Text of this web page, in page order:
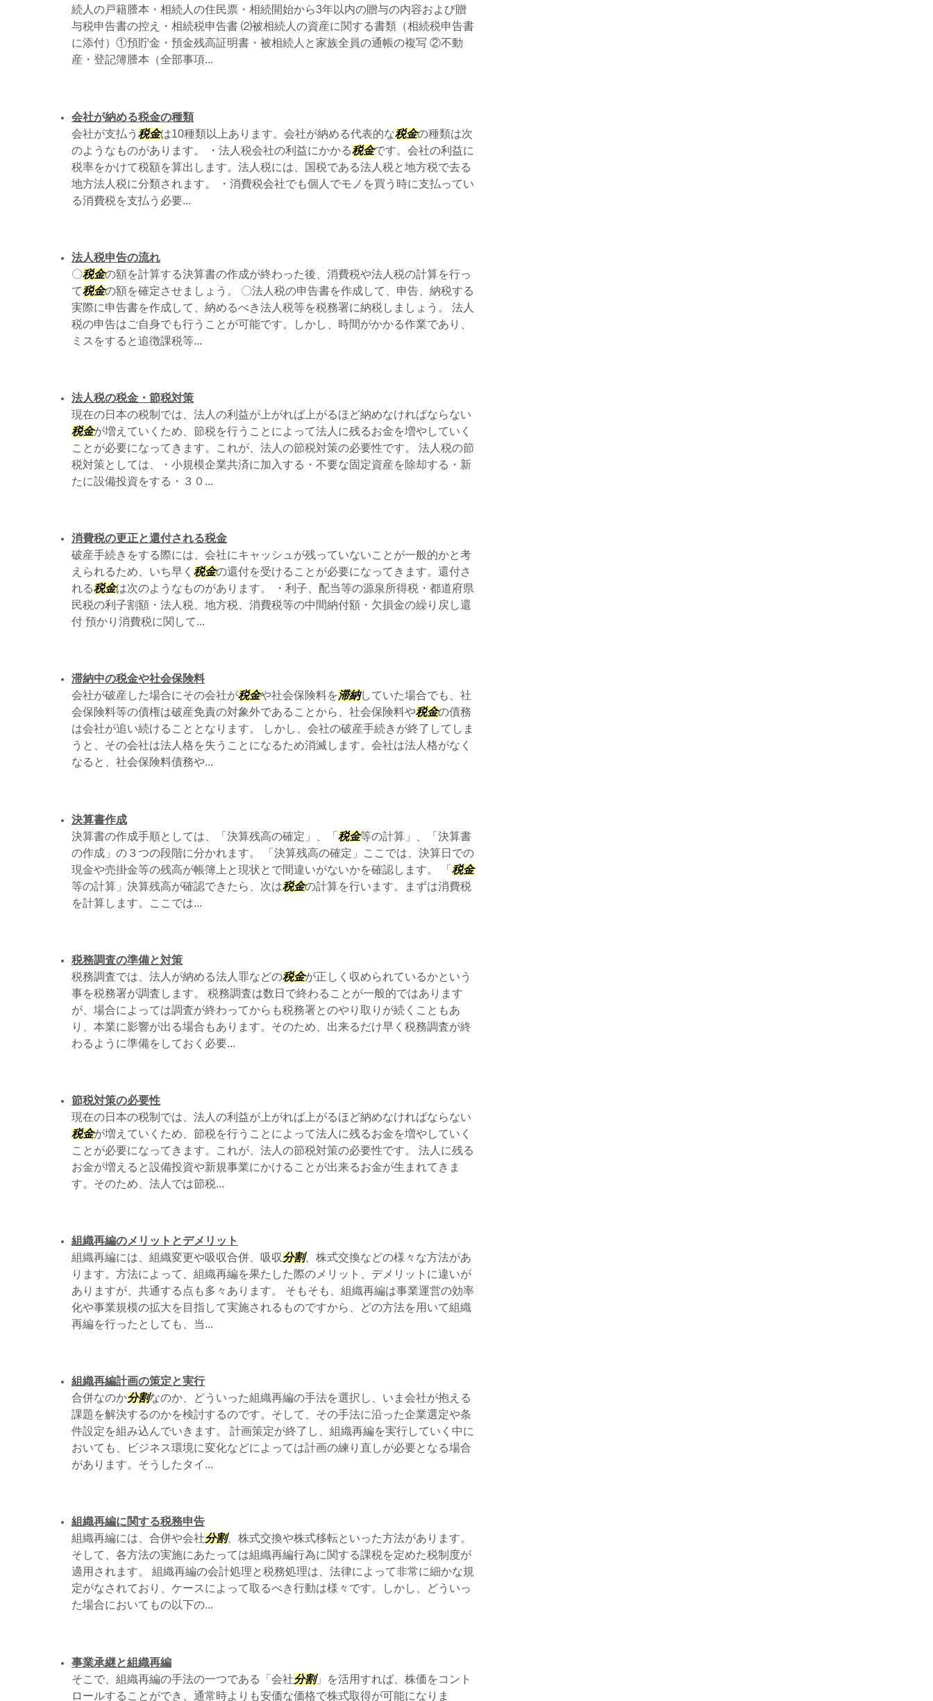
続人の戸籍謄本・相続人の住民票・相続開始から3年以内の贈与の内容および贈
与税申告書の控え・相続税申告書 ⑵被相続人の資産に関する書類（相続税申告書
に添付）①預貯金・預金残高証明書・被相続人と家族全員の通帳の複写 ②不動
産・登記簿謄本（全部事項...
会社が納める税金の種類
会社が支払う 税金は10種類以上あります。会社が納める代表的な税金の種類は次
のようなものがあります。 ・法人税会社の利益にかかる税金です。会社の利益に
税率をかけて税額を算出します。法人税には、国税である法人税と地方税で去る
地方法人税に分類されます。 ・消費税会社でも個人でモノを買う時に支払ってい
る消費税を支払う必要...
法人税申告の流れ
〇税金の額を計算する決算書の作成が終わった後、消費税や法人税の計算を行っ
て税金の額を確定させましょう。 〇法人税の申告書を作成して、申告、納税する
実際に申告書を作成して、納めるべき法人税等を税務署に納税しましょう。 法人
税の申告はご自身でも行うことが可能です。しかし、時間がかかる作業であり、
ミスをすると追徴課税等...
法人税の税金・節税対策
現在の日本の税制では、法人の利益が上がれば上がるほど納めなければならない
税金が増えていくため、節税を行うことによって法人に残るお金を増やしていく
ことが必要になってきます。これが、法人の節税対策の必要性です。 法人税の節
税対策としては、・小規模企業共済に加入する・不要な固定資産を除却する・新
たに設備投資をする・３０...
消費税の更正と還付される税金
破産手続きをする際には、会社にキャッシュが残っていないことが一般的かと考
えられるため、いち早く 税金の還付を受けることが必要になってきます。還付さ
れる税金は次のようなものがあります。 ・利子、配当等の源泉所得税・都道府県
民税の利子割額・法人税、地方税、消費税等の中間納付額・欠損金の繰り戻し還
付 預かり消費税に関して...
滞納中の税金や社会保険料
会社が破産した場合にその会社が税金や社会保険料を滞納していた場合でも、社
会保険料等の債権は破産免責の対象外であることから、社会保険料や税金の債務
は会社が追い続けることとなります。 しかし、会社の破産手続きが終了してしま
うと、その会社は法人格を失うことになるため消滅します。会社は法人格がなく
なると、社会保険料債務や...
決算書作成
決算書の作成手順としては、「決算残高の確定」、「 税金等の計算」、「決算書
の作成」の３つの段階に分かれます。 「決算残高の確定」ここでは、決算日での
現金や売掛金等の残高が帳簿上と現状とで間違いがないかを確認します。 「 税金
等の計算」決算残高が確認できたら、次は税金の計算を行います。まずは消費税
を計算します。ここでは...
税務調査の準備と対策
税務調査では、法人が納める法人罪などの税金が正しく収められているかという
事を税務署が調査します。 税務調査は数日で終わることが一般的ではあります
が、場合によっては調査が終わってからも税務署とのやり取りが続くこともあ
り、本業に影響が出る場合もあります。そのため、出来るだけ早く税務調査が終
わるように準備をしておく必要...
節税対策の必要性
現在の日本の税制では、法人の利益が上がれば上がるほど納めなければならない
税金が増えていくため、節税を行うことによって法人に残るお金を増やしていく
ことが必要になってきます。これが、法人の節税対策の必要性です。 法人に残る
お金が増えると設備投資や新規事業にかけることが出来るお金が生まれてきま
す。そのため、法人では節税...
組織再編のメリットとデメリット
組織再編には、組織変更や吸収合併、吸収分割、株式交換などの様々な方法があ
ります。方法によって、組織再編を果たした際のメリット、デメリットに違いが
ありますが、共通する点も多々あります。 そもそも、組織再編は事業運営の効率
化や事業規模の拡大を目指して実施されるものですから、どの方法を用いて組織
再編を行ったとしても、当...
組織再編計画の策定と実行
合併なのか分割なのか、どういった組織再編の手法を選択し、いま会社が抱える
課題を解決するのかを検討するのです。そして、その手法に沿った企業選定や条
件設定を組み込んでいきます。 計画策定が終了し、組織再編を実行していく中に
おいても、ビジネス環境に変化などによっては計画の練り直しが必要となる場合
があります。そうしたタイ...
組織再編に関する税務申告
組織再編には、合併や会社分割、株式交換や株式移転といった方法があります。
そして、各方法の実施にあたっては組織再編行為に関する課税を定めた税制度が
適用されます。 組織再編の会計処理と税務処理は、法律によって非常に細かな規
定がなされており、ケースによって取るべき行動は様々です。しかし、どういっ
た場合においてもの以下の...
事業承継と組織再編
そこで、組織再編の手法の一つである「会社分割」を活用すれば、株価をコント
ロールすることができ、通常時よりも安価な価格で株式取得が可能になりま